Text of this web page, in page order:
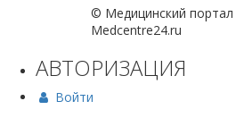
© Медицинский
Medcentre24.ru
АВТОРИЗАЦИЯ
Войти